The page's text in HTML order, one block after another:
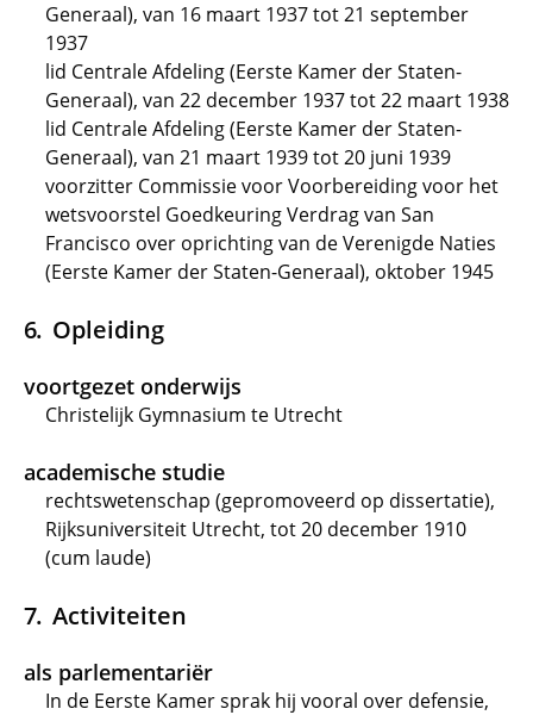
Generaal), van 16 maart 1937 tot 21 september
1937
lid Centrale Afdeling (Eerste Kamer der Staten-
Generaal), van 22 december 1937 tot 22 maart 1938
lid Centrale Afdeling (Eerste Kamer der Staten-
Generaal), van 21 maart 1939 tot 20 juni 1939
voorzitter Commissie voor Voorbereiding voor het
wetsvoorstel Goedkeuring Verdrag van San
Francisco over oprichting van de Verenigde Naties
(Eerste Kamer der Staten-Generaal), oktober 1945
Opleiding
voortgezet onderwijs
Christelijk Gymnasium te Utrecht
academische studie
rechtswetenschap (gepromoveerd op dissertatie),
Rijksuniversiteit Utrecht, tot 20 december 1910
(cum laude)
Activiteiten
als parlementariër
In de Eerste Kamer sprak hij vooral over defensie,